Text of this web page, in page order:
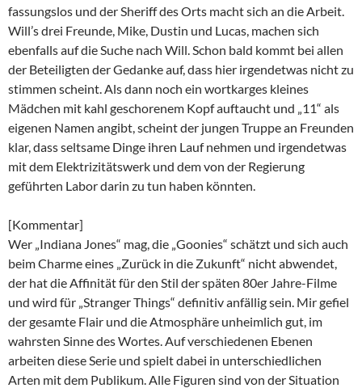
fassungslos und der Sheriff des Orts macht sich an die Arbeit.
Will’s drei Freunde, Mike, Dustin und Lucas, machen sich
ebenfalls auf die Suche nach Will. Schon bald kommt bei allen
der Beteiligten der Gedanke auf, dass hier irgendetwas nicht zu
stimmen scheint. Als dann noch ein wortkarges kleines
Mädchen mit kahl geschorenem Kopf auftaucht und „11“ als
eigenen Namen angibt, scheint der jungen Truppe an Freunden
klar, dass seltsame Dinge ihren Lauf nehmen und irgendetwas
mit dem Elektrizitätswerk und dem von der Regierung
geführten Labor darin zu tun haben könnten.
[Kommentar]
Wer „Indiana Jones“ mag, die „Goonies“ schätzt und sich auch
beim Charme eines „Zurück in die Zukunft“ nicht abwendet,
der hat die Affinität für den Stil der späten 80er Jahre-Filme
und wird für „Stranger Things“ definitiv anfällig sein. Mir gefiel
der gesamte Flair und die Atmosphäre unheimlich gut, im
wahrsten Sinne des Wortes. Auf verschiedenen Ebenen
arbeiten diese Serie und spielt dabei in unterschiedlichen
Arten mit dem Publikum. Alle Figuren sind von der Situation